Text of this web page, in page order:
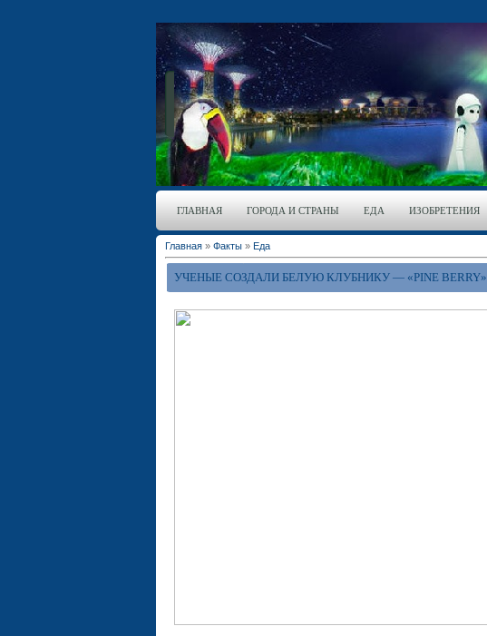
ГЛАВНАЯ ГОРОДА И СТРАНЫ ЕДА ИЗОБРЕТЕНИЯ
Главная » Факты » Еда
УЧЕНЫЕ СОЗДАЛИ БЕЛУЮ КЛУБНИКУ — «PINE BERRY»